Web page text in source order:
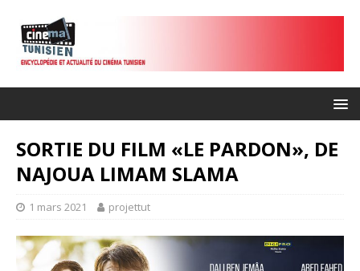
SORTIE DU FILM «LE PARDON», DE
NAJOUA LIMAM SLAMA
1 mars 2021 projettut